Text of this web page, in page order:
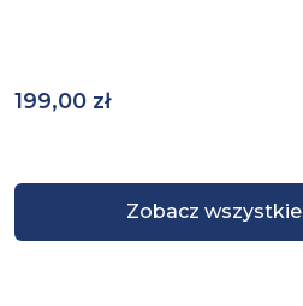
Zobacz
199,00 zł